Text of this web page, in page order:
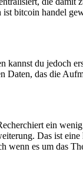
bitcoin handel
kannst du jedoch
Daten, das die
ein
Das ist
wenn es um das